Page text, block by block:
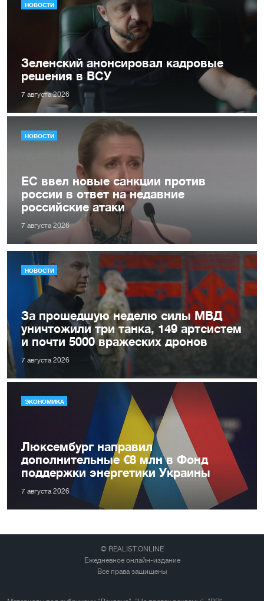
НОВОСТИ
Зеленский анонсировал кадровые
решения в ВСУ
7 августа 2026
НОВОСТИ
ЕС ввел новые санкции против
россии в ответ на недавние
российские атаки
7 августа 2026
НОВОСТИ
За прошедшую неделю силы МВД
уничтожили три танка, 149 артсистем
и почти 5000 вражеских дронов
7 августа 2026
ЭКОНОМИКА
Люксембург направил
дополнительные €8 млн в Фонд
поддержки энергетики Украины
7 августа 2026
© REALIST.ONLINE
Ежедневное онлайн-издание
Все права защищены